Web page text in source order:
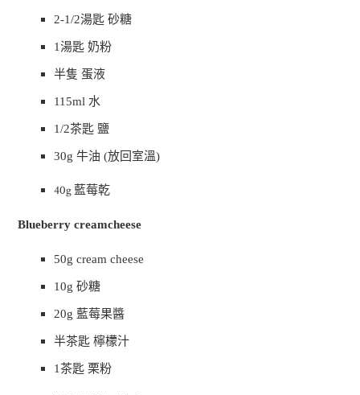
2-1/2湯匙 砂糖
1湯匙 奶粉
半隻 蛋液
115ml 水
1/2茶匙 鹽
30g牛油(放回室溫)
40g藍莓乾
Blueberry creamcheese
50g cream cheese
10g砂糖
20g 藍莓果醬
半茶匙 檸檬汁
1茶匙 栗粉